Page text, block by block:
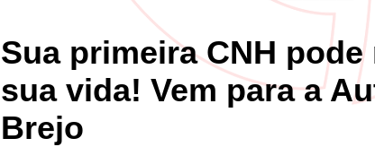
Sua primeira CNH pode
sua vida! Vem para a
Brejo